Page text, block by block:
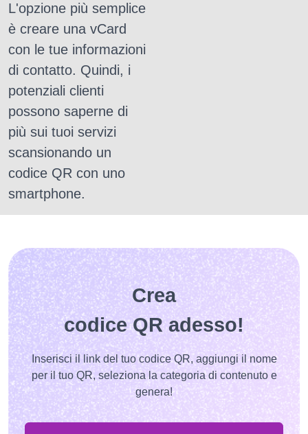
L'opzione più semplice
è creare una vCard
con le tue informazioni
di contatto. Quindi, i
potenziali clienti
possono saperne di
più sui tuoi servizi
scansionando un
codice QR con uno
smartphone.
Crea
codice QR adesso!
Inserisci il link del tuo codice QR, aggiungi il nome
per il tuo QR, seleziona la categoria di contenuto e
genera!